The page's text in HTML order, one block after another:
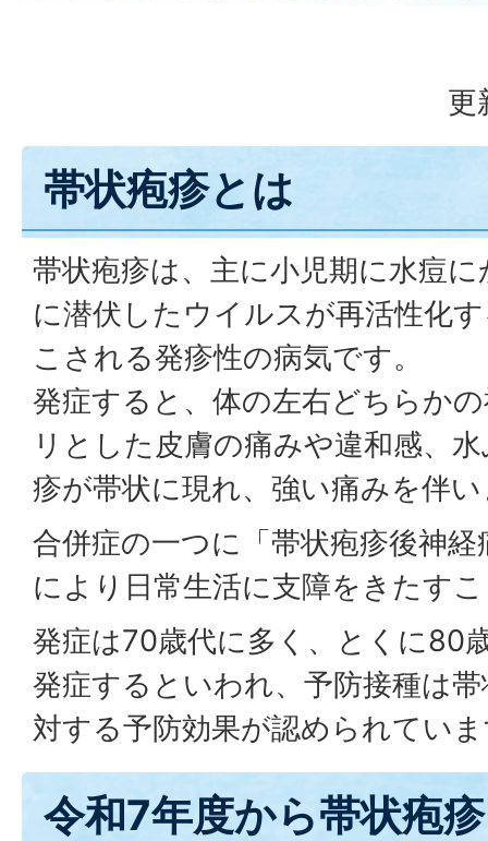
更
帯状疱疹とは
帯状疱疹は、主に小児期に水痘
に潜伏したウイルスが再活性化
こされる発疹性の病気です。
発症すると、体の左右どちらか
リとした皮膚の痛みや違和感、
疹が帯状に現れ、強い痛みを伴
合併症の一つに「帯状疱疹後神
により日常生活に支障をきたす
発症は70歳代に多く、とくに80
発症するといわれ、予防接種は
対する予防効果が認められてい
令和7年度から帯状疱